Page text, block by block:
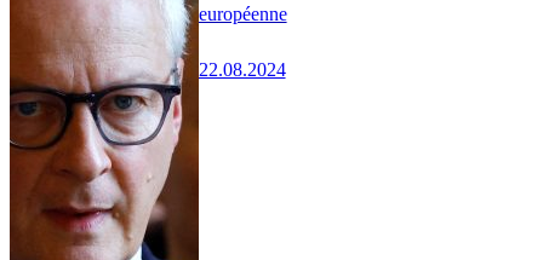
européenne
22.08.2024